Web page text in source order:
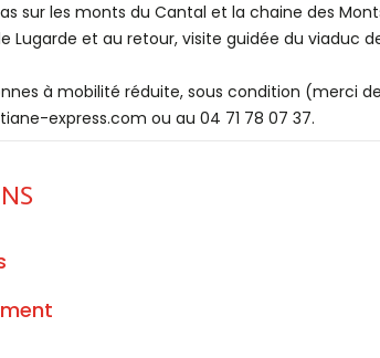
sur les monts du Cantal et la chaine des
Lugarde et au retour, visite guidée du viaduc
à mobilité réduite, sous condition (merci
express.com ou au 04 71 78 07 37.